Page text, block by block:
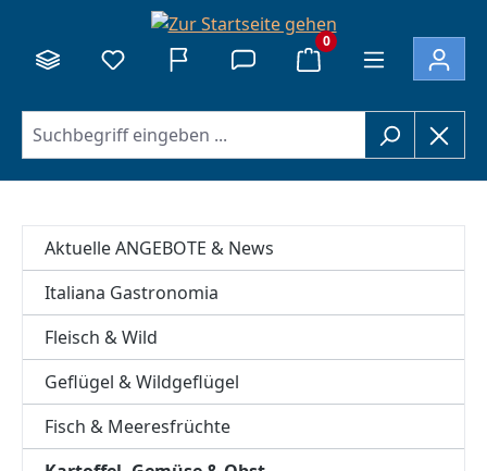
0
Aktuelle ANGEBOTE & News
Italiana Gastronomia
Fleisch & Wild
Geflügel & Wildgeflügel
Fisch & Meeresfrüchte